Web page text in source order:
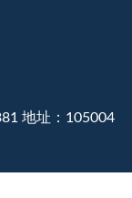
地址：105004